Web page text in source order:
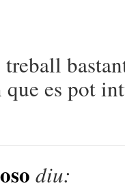
es pot
diu: